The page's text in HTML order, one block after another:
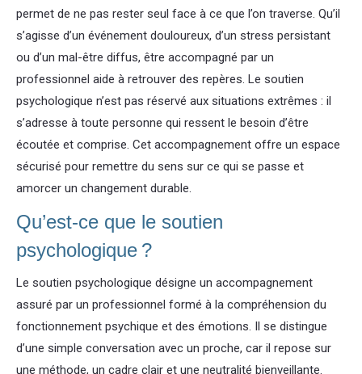
permet de ne pas rester seul face à ce que l’on traverse. Qu’il
s’agisse d’un événement douloureux, d’un stress persistant
ou d’un mal-être diffus, être accompagné par un
professionnel aide à retrouver des repères. Le soutien
psychologique n’est pas réservé aux situations extrêmes : il
s’adresse à toute personne qui ressent le besoin d’être
écoutée et comprise. Cet accompagnement offre un espace
sécurisé pour remettre du sens sur ce qui se passe et
amorcer un changement durable.
Qu’est-ce que le soutien
psychologique ?
Le soutien psychologique désigne un accompagnement
assuré par un professionnel formé à la compréhension du
fonctionnement psychique et des émotions. Il se distingue
d’une simple conversation avec un proche, car il repose sur
une méthode, un cadre clair et une neutralité bienveillante.